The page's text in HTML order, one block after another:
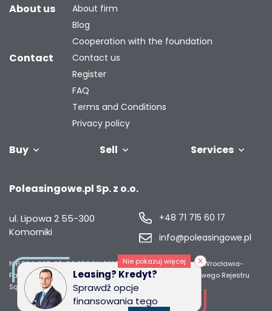
Nie pokazuj więcej
Leasing? Kredyt?
Sprawdź opcje
finansowania tego
Buy Sell
your fleet
Services
About us
About firm
Blog
Cooperation with the foundation
Contact
Contact us
Register
FAQ
Terms and Conditions
Privacy policy
Poleasingowe.pl Sp. z o.o.
ul. Lipowa 2 55-300
Komorniki
+48 71 715 60 17
info@poleasingowe.pl
NIP 894-297-65-50REGON 021014968Sąd Rejonowy dla Wrocławia-
Fabrycznej we Wrocławiu, IX Wydział Gospodarczy Krajowego Rejestru
Sądowego;Wysokość kapitału zakładowego 50 000 zł